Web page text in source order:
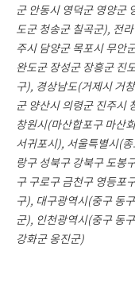
군 안동시 영덕군 영양군
도군 청송군 칠곡군), 전
주시 담양군 목포시 무안
완도군 장성군 장흥군 진
구), 경상남도(거제시 거
군 양산시 의령군 진주시
창원시(마산합포구 마산
서귀포시), 서울특별시(
랑구 성북구 강북구 도봉
구 구로구 금천구 영등포
구), 대구광역시(중구 동
군), 인천광역시(중구 동
강화군 옹진군)